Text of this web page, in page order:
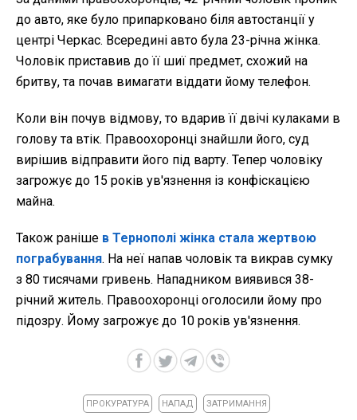
до авто, яке було припарковано біля автостанції у
центрі Черкас. Всередині авто була 23-річна жінка.
Чоловік приставив до її шиї предмет, схожий на
бритву, та почав вимагати віддати йому телефон.
Коли він почув відмову, то вдарив її двічі кулаками в
голову та втік. Правоохоронці знайшли його, суд
вирішив відправити його під варту. Тепер чоловіку
загрожує до 15 років ув'язнення із конфіскацією
майна.
Також раніше в Тернополі жінка стала жертвою
пограбування. На неї напав чоловік та викрав сумку
з 80 тисячами гривень. Нападником виявився 38-
річний житель. Правоохоронці оголосили йому про
підозру. Йому загрожує до 10 років ув'язнення.
ПРОКУРАТУРА НАПАД ЗАТРИМАННЯ